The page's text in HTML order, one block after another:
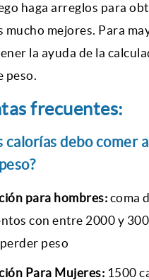
haga arreglos para
mucho mejores. Para
la ayuda de la
peso.
frecuentes:
calorías debo comer
para hombres: coma
con entre 2000 y
peso
Para Mujeres: 1500